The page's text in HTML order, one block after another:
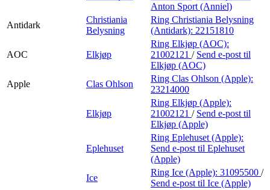
Anton Sport (Anniel)
Antidark
Christiania
Belysning
Ring Christiania Belysning
(Antidark): 22151810
AOC Elkjøp
Ring Elkjøp (AOC):
21002121 / Send e-post til
Elkjøp (AOC)
Apple
Clas Ohlson
Ring Clas Ohlson (Apple):
23214000
Elkjøp
Ring Elkjøp (Apple):
21002121 / Send e-post til
Elkjøp (Apple)
Eplehuset
Ring Eplehuset (Apple):
Send e-post til Eplehuset
(Apple)
Ice
Ring Ice (Apple): 31095500 /
Send e-post til Ice (Apple)